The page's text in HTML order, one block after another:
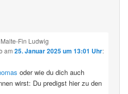
Fin Ludwig
am 25. Januar 2025 um 13:01 Uhr:
oder wie du dich auch
wirst: Du predigst hier zu den